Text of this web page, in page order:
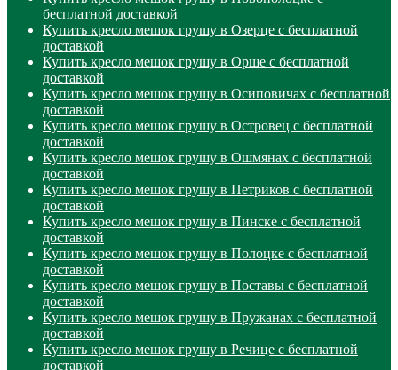
бесплатной доставкой
Купить кресло мешок грушу в Озерце с бесплатной
доставкой
Купить кресло мешок грушу в Орше с бесплатной
доставкой
Купить кресло мешок грушу в Осиповичах с бесплатной
доставкой
Купить кресло мешок грушу в Островец с бесплатной
доставкой
Купить кресло мешок грушу в Ошмянах с бесплатной
доставкой
Купить кресло мешок грушу в Петриков с бесплатной
доставкой
Купить кресло мешок грушу в Пинске с бесплатной
доставкой
Купить кресло мешок грушу в Полоцке с бесплатной
доставкой
Купить кресло мешок грушу в Поставы с бесплатной
доставкой
Купить кресло мешок грушу в Пружанах с бесплатной
доставкой
Купить кресло мешок грушу в Речице с бесплатной
доставкой